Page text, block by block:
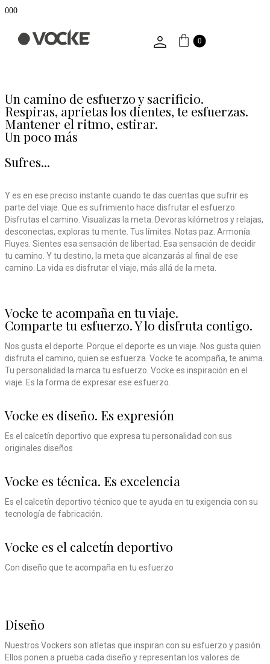
000
0
Un camino de esfuerzo y sacrificio.
Respiras, aprietas los dientes, te esfuerzas.
Mantener el ritmo, estirar.
Un poco más
Sufres...
Y es en ese preciso instante cuando te das cuentas que sufrir es
parte del viaje. Que es sufrimiento hace disfrutar el esfuerzo.
Disfrutas el camino. Visualizas la meta. Devoras kilómetros y relajas,
desconectas, exploras tu mente. Tus límites. Notas paz. Armonía.
Fluyes. Sientes esa sensación de libertad. Esa sensación de decidir
tu camino. Y tu destino, la meta que alcanzarás al final de ese
camino. La vida es disfrutar el viaje, más allá de la meta.
Vocke te acompaña en tu viaje.
Comparte tu esfuerzo. Y lo disfruta contigo.
Nos gusta el deporte. Porque el deporte es un viaje. Nos gusta quien
disfruta el camino, quien se esfuerza. Vocke te acompaña, te anima.
Tu personalidad la marca tu esfuerzo. Vocke es inspiración en el
viaje. Es la forma de expresar ese esfuerzo.
Vocke es diseño. Es expresión
Es el calcetín deportivo que expresa tu personalidad con sus
originales diseños
Vocke es técnica. Es excelencia
Es el calcetín deportivo técnico que te ayuda en tu exigencia con su
tecnología de fabricación.
Vocke es el calcetín deportivo
Con diseño que te acompaña en tu esfuerzo
Diseño
Nuestros Vockers son atletas que inspiran con su esfuerzo y pasión.
Ellos ponen a prueba cada diseño y representan los valores de